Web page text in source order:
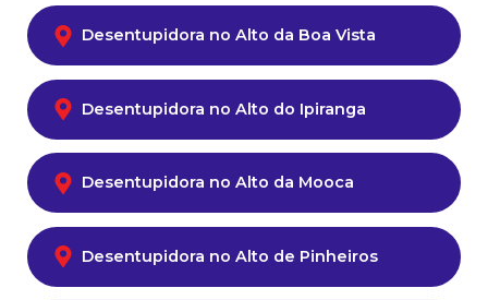
Desentupidora no Alto da Boa Vista
Desentupidora no Alto do Ipiranga
Desentupidora no Alto da Mooca
Desentupidora no Alto de Pinheiros